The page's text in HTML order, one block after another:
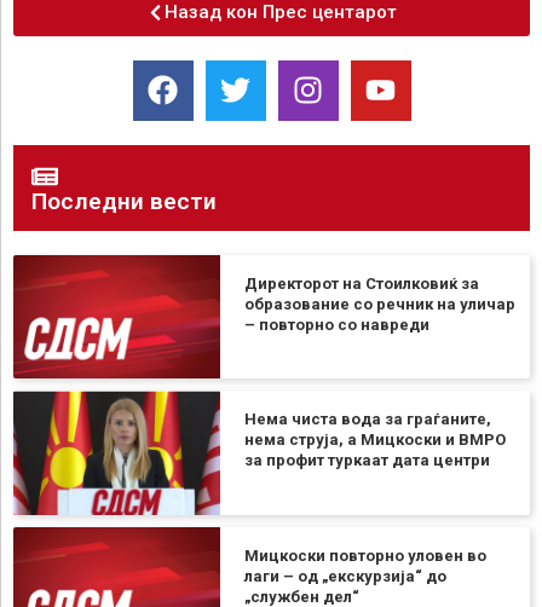
Назад кон Прес центарот
Последни вести
Директорот на Стоилковиќ за
образование со речник на уличар
– повторно со навреди
Нема чиста вода за граѓаните,
нема струја, а Мицкоски и ВМРО
за профит туркаат дата центри
Мицкоски повторно уловен во
лаги – од „екскурзија“ до
„службен дел“